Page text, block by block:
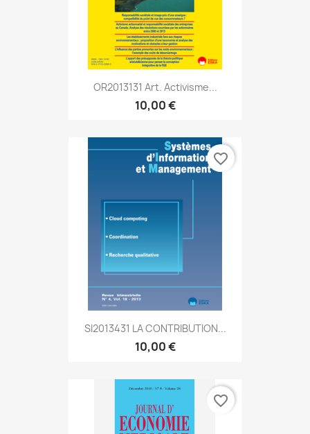
OR2013131 Art. Activisme...
10,00 €
SI2013431 LA CONTRIBUTION...
10,00 €
favorite_border
favorite_border